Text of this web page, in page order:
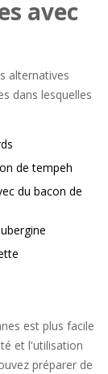
avec
alternatives
dans lesquelles
de tempeh
du bacon de
est plus facile
et l'utilisation
préparer de